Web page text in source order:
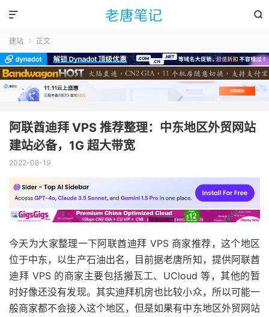


建站  正文
阿联酋迪拜 VPS 推荐整理：中东地区外贸网站
建站必备，1G 超大带宽
2022-08-19
今天为大家整理一下阿联酋迪拜 VPS 商家推荐，这个地区
位于中东，以生产石油出名，目前据老唐所知，提供阿联酋
迪拜 VPS 的商家主要包括搬瓦工、UCloud 等，其他的暂
时好像还没有发现。其实迪拜机房也比较小众，所以可能一
般商家都不会接入这个地区，但是如果有中东地区外贸网站